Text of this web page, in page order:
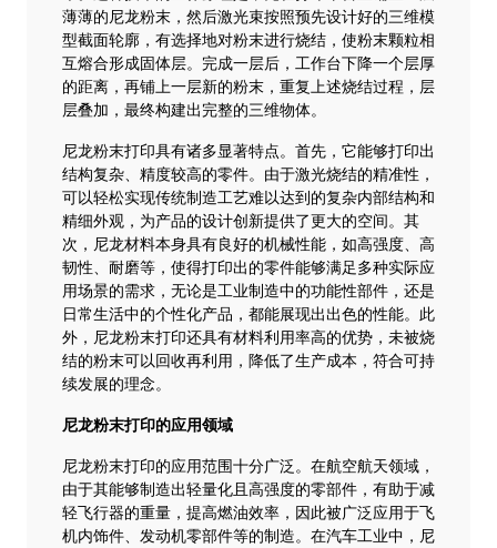
薄薄的尼龙粉末，然后激光束按照预先设计好的三维模
型截面轮廓，有选择地对粉末进行烧结，使粉末颗粒相
互熔合形成固体层。完成一层后，工作台下降一个层厚
的距离，再铺上一层新的粉末，重复上述烧结过程，层
层叠加，最终构建出完整的三维物体。
尼龙粉末打印具有诸多显著特点。首先，它能够打印出
结构复杂、精度较高的零件。由于激光烧结的精准性，
可以轻松实现传统制造工艺难以达到的复杂内部结构和
精细外观，为产品的设计创新提供了更大的空间。其
次，尼龙材料本身具有良好的机械性能，如高强度、高
韧性、耐磨等，使得打印出的零件能够满足多种实际应
用场景的需求，无论是工业制造中的功能性部件，还是
日常生活中的个性化产品，都能展现出出色的性能。此
外，尼龙粉末打印还具有材料利用率高的优势，未被烧
结的粉末可以回收再利用，降低了生产成本，符合可持
续发展的理念。
尼龙粉末打印的应用领域
尼龙粉末打印的应用范围十分广泛。在航空航天领域，
由于其能够制造出轻量化且高强度的零部件，有助于减
轻飞行器的重量，提高燃油效率，因此被广泛应用于飞
机内饰件、发动机零部件等的制造。在汽车工业中，尼